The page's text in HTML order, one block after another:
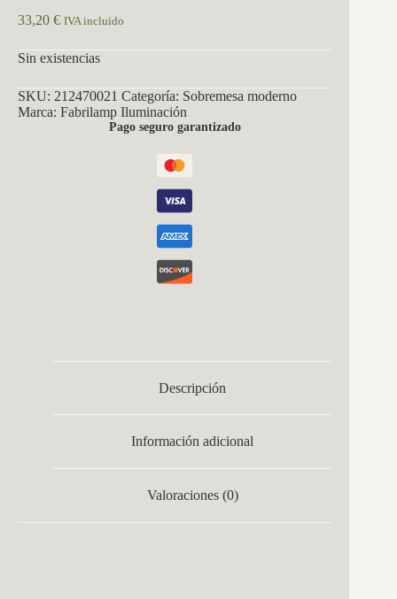
33,20 € IVA incluido
Sin existencias
SKU: 212470021 Categoría: Sobremesa moderno
Marca: Fabrilamp Iluminación
Pago seguro garantizado
Descripción
Información adicional
Valoraciones (0)